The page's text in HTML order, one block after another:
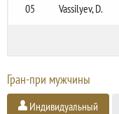
05 Vassilyev, D.
Гран-при мужчины
Индивидуальный